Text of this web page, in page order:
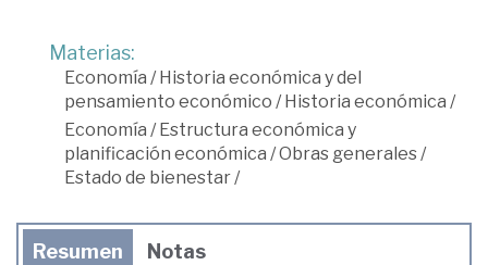
Materias:
Economía /Historia económica y del
pensamiento económico /Historia económica /
Economía /Estructura económica y
planificación económica /Obras generales/
Estado de bienestar/
Resumen Notas